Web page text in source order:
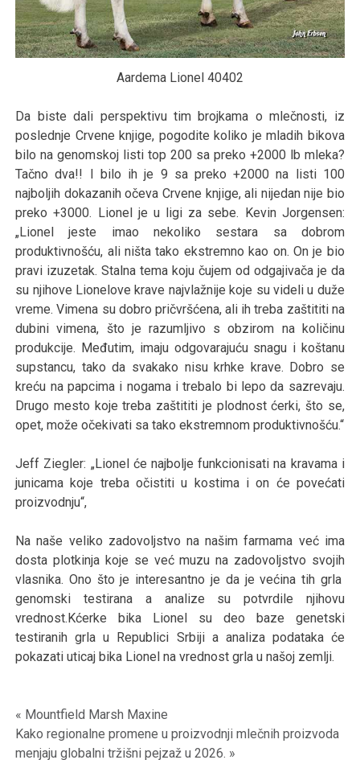
Aardema Lionel 40402
Da biste dali perspektivu tim brojkama o mlečnosti, iz
poslednje Crvene knjige, pogodite koliko je mladih bikova
bilo na genomskoj listi top 200 sa preko +2000 lb mleka?
Tačno dva!! I bilo ih je 9 sa preko +2000 na listi 100
najboljih dokazanih očeva Crvene knjige, ali nijedan nije bio
preko +3000. Lionel je u ligi za sebe. Kevin Jorgensen:
„Lionel jeste imao nekoliko sestara sa dobrom
produktivnošću, ali ništa tako ekstremno kao on. On je bio
pravi izuzetak. Stalna tema koju čujem od odgajivača je da
su njihove Lionelove krave najvlažnije koje su videli u duže
vreme. Vimena su dobro pričvršćena, ali ih treba zaštititi na
dubini vimena, što je razumljivo s obzirom na količinu
produkcije. Međutim, imaju odgovarajuću snagu i koštanu
supstancu, tako da svakako nisu krhke krave. Dobro se
kreću na papcima i nogama i trebalo bi lepo da sazrevaju.
Drugo mesto koje treba zaštititi je plodnost ćerki, što se,
opet, može očekivati sa tako ekstremnom produktivnošću.“
Jeff Ziegler: „Lionel će najbolje funkcionisati na kravama i
junicama koje treba očistiti u kostima i on će povećati
proizvodnju“,
Na naše veliko zadovoljstvo na našim farmama već ima
dosta plotkinja koje se već muzu na zadovoljstvo svojih
vlasnika. Ono što je interesantno je da je većina tih grla
genomski testirana a analize su potvrdile njihovu
vrednost.Kćerke bika Lionel su deo baze genetski
testiranih grla u Republici Srbiji a analiza podataka će
pokazati uticaj bika Lionel na vrednost grla u našoj zemlji.
Kretanje
« Mountfield Marsh Maxine
Kako regionalne promene u proizvodnji mlečnih proizvoda
menjaju globalni tržišni pejzaž u 2026. »